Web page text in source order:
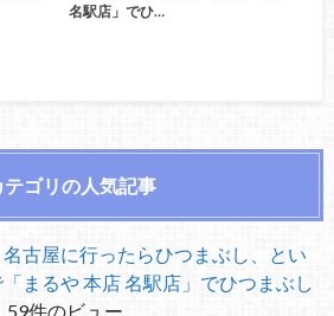
名駅店」でひ…
テゴリの人気記事
名古屋に行ったらひつまぶし、とい
「まるや 本店 名駅店」でひつまぶし
59件のビュー